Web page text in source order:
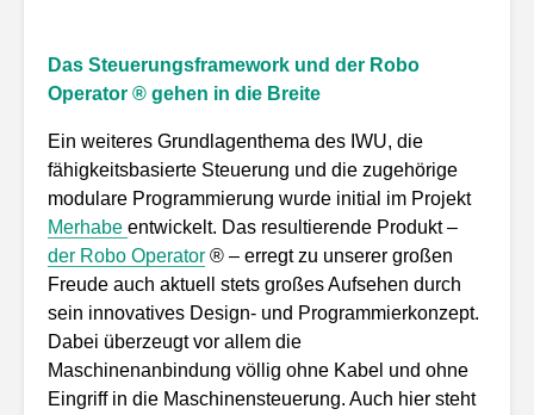
Das Steuerungsframework und der Robo
Operator ® gehen in die Breite
Ein weiteres Grundlagenthema des IWU, die
fähigkeitsbasierte Steuerung und die zugehörige
modulare Programmierung wurde initial im Projekt
Merhabe entwickelt. Das resultierende Produkt –
der Robo Operator ® – erregt zu unserer großen
Freude auch aktuell stets großes Aufsehen durch
sein innovatives Design- und Programmierkonzept.
Dabei überzeugt vor allem die
Maschinenanbindung völlig ohne Kabel und ohne
Eingriff in die Maschinensteuerung. Auch hier steht